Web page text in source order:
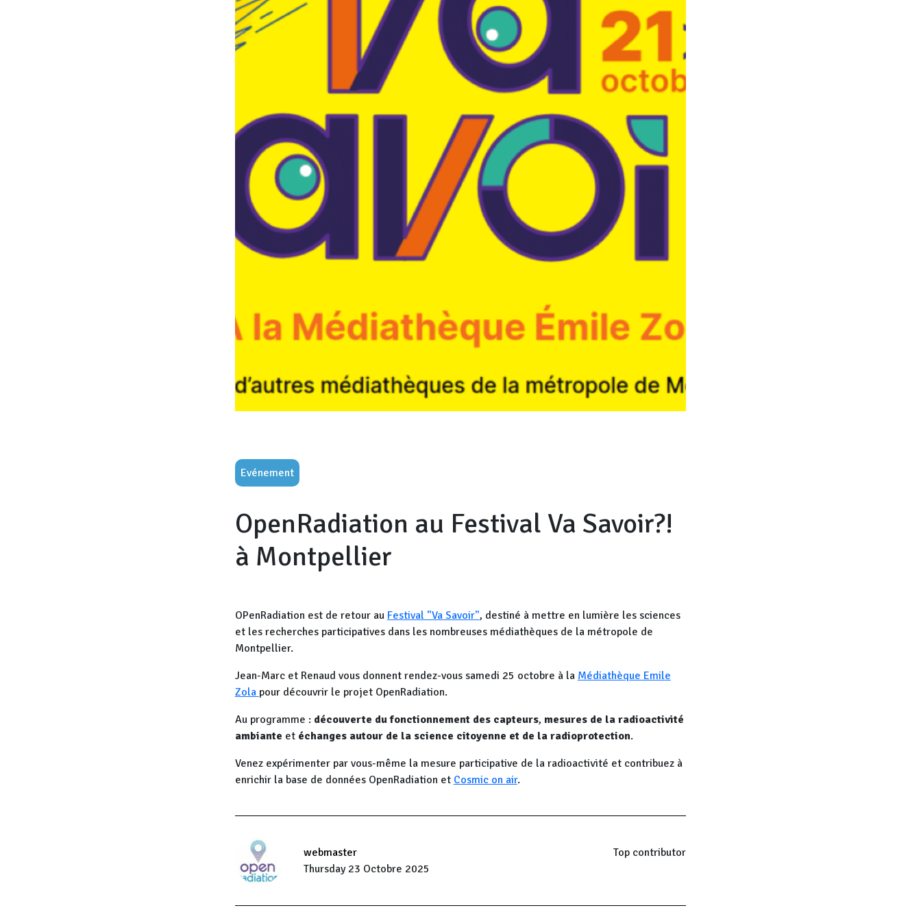
Evénement
OpenRadiation au Festival Va Savoir?!
à Montpellier
OPenRadiation est de retour au Festival "Va Savoir", destiné à mettre en lumière les sciences
et les recherches participatives dans les nombreuses médiathèques de la métropole de
Montpellier.
Jean-Marc et Renaud vous donnent rendez-vous samedi 25 octobre à la Médiathèque Emile
Zola pour découvrir le projet OpenRadiation.
Au programme : découverte du fonctionnement des capteurs, mesures de la radioactivité
ambiante et échanges autour de la science citoyenne et de la radioprotection.
Venez expérimenter par vous-même la mesure participative de la radioactivité et contribuez à
enrichir la base de données OpenRadiation et Cosmic on air.
webmaster
Top contributor
Thursday 23 Octobre 2025